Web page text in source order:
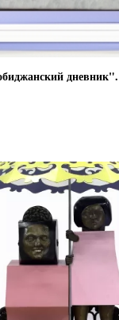
дневник".